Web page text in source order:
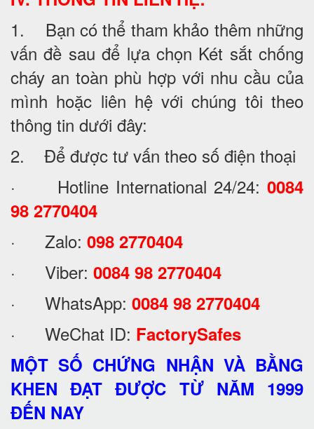
1. Bạn có thể tham khảo thêm những
vấn đề sau để lựa chọn Két sắt chống
cháy an toàn phù hợp với nhu cầu của
mình hoặc liên hệ với chúng tôi theo
thông tin dưới đây:
2. Để được tư vấn theo số điện thoại
· Hotline International 24/24: 0084
98 2770404
· Zalo: 098 2770404
· Viber: 0084 98 2770404
· WhatsApp: 0084 98 2770404
· WeChat ID: FactorySafes
MỘT SỐ CHỨNG NHẬN VÀ BẰNG
KHEN ĐẠT ĐƯỢC TỪ NĂM 1999
ĐẾN NAY